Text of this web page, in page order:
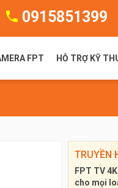
0915851399
FPT HỖ TRỢ KỸ
TRUYỀN
FPT TV
cho mọi